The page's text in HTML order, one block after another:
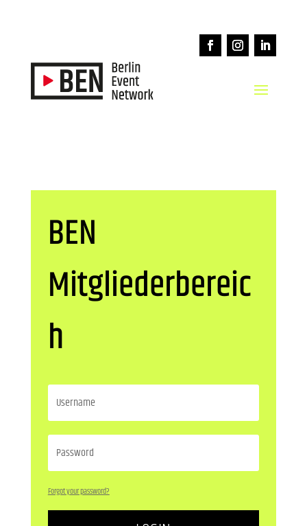
BEN
Mitgliederbereic
h
Forgot your password?